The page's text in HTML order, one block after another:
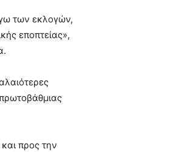
των εκλογών,
εποπτείας»,
προς την